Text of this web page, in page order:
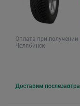
Оплата при получении
Челябинск
Доставим послезавтра